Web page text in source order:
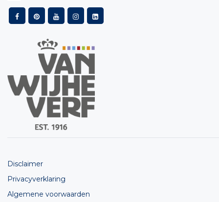
Disclaimer
Privacyverklaring
Algemene voorwaarden